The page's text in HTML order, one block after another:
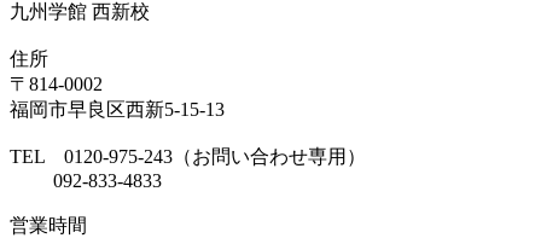
九州学館 西新校
住所
〒814-0002
福岡市早良区西新5-15-13
TEL 0120-975-243（お問い合わせ専用）
092-833-4833
営業時間